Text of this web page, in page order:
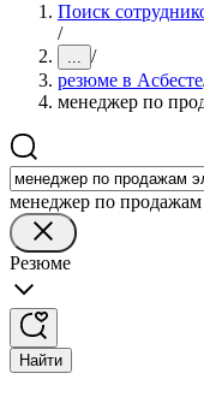
Поиск
/
... /
резюме в Асбесте
менеджер по
менеджер по продажам
Резюме
Найти